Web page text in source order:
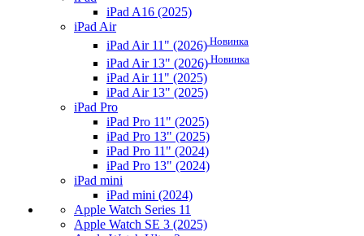
iPad A16 (2025)
iPad Air
iPad Air 11" (2026) Новинка
iPad Air 13" (2026) Новинка
iPad Air 11" (2025)
iPad Air 13" (2025)
iPad Pro
iPad Pro 11" (2025)
iPad Pro 13" (2025)
iPad Pro 11" (2024)
iPad Pro 13" (2024)
iPad mini
iPad mini (2024)
Apple Watch Series 11
Apple Watch SE 3 (2025)